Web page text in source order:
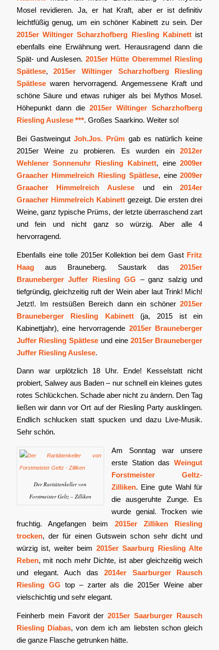
Mosel revidieren. Ja, er hat Kraft, aber er ist definitiv
leichtfüßig genug, um ein schöner Kabinett zu sein. Der
2015er Wiltinger Scharzhofberg Riesling Kabinett ist
ebenfalls eine Erwähnung wert. Herausragend dann die
Spät- und Auslesen. 2015er Hütte Oberemmel Riesling
Spätlese,2015er Wiltinger Scharzhofberg Riesling
Spätlesewaren hervorragend. Angemessene Kraft und
schöne Säure und etwas ruhiger als bei Mythos Mosel.
Höhepunkt dann die2015er Wiltinger Scharzhofberg
Riesling Auslese ***. Großes Saarkino. Weiter so!
Bei GastweingutJoh.Jos. Prüm gab es natürlich keine
2015er Weine zu probieren. Es wurden ein2012er
Wehlener Sonnenuhr Riesling Kabinett, eine2009er
Graacher Himmelreich Riesling Spätlese, eine2009er
Graacher Himmelreich Auslese und ein2014er
Graacher Himmelreich Kabinettgezeigt. Die ersten drei
Weine, ganz typische Prüms, der letzte überraschend zart
und fein und nicht ganz so würzig. Aber alle 4
hervorragend.
Ebenfalls eine tolle 2015er Kollektion bei dem Gast Fritz
Haagaus Brauneberg. Saustark das2015er
Brauneberger Juffer Riesling GG – ganz salzig und
tiefgründig, gleichzeitig ruft der Wein aber laut Trink! Mich!
Jetzt!. Im restsüßen Bereich dann ein schöner2015er
Brauneberger Riesling Kabinett(ja, 2015 ist ein
Kabinettjahr), eine hervorragende 2015er Brauneberger
Juffer Riesling Spätlese und eine 2015er Brauneberger
Juffer Riesling Auslese.
Dann war urplötzlich 18 Uhr. Ende! Kesselstatt nicht
probiert, Salwey aus Baden – nur schnell ein kleines gutes
rotes Schlückchen. Schade aber nicht zu ändern. Den Tag
ließen wir dann vor Ort auf der Riesling Party ausklingen.
Endlich schlucken statt spucken und dazu Live-Musik.
Sehr schön.
Der Raritätenkeller von
Forstmeister Geltz – Zilliken
Am Sonntag war unsere
erste Station das Weingut
Forstmeister Geltz-
Zilliken. Eine gute Wahl für
die ausgeruhte Zunge. Es
wurde genial. Trocken wie
fruchtig. Angefangen beim 2015er Zilliken Riesling
trocken, der für einen Gutswein schon sehr dicht und
würzig ist, weiter beim 2015er Saarburg Riesling Alte
Reben, mit noch mehr Dichte, ist aber gleichzeitig weich
und elegant. Auch das 2014er Saarburger Rausch
Riesling GG top – zarter als die 2015er Weine aber
vielschichtig und sehr elegant.
Feinherb mein Favorit der2015er Saarburger Rausch
Riesling Diabas, von dem ich am liebsten schon gleich
die ganze Flasche getrunken hätte.